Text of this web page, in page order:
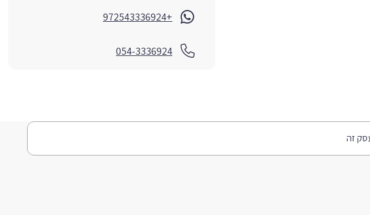
+972543336924
054-3336924
זה